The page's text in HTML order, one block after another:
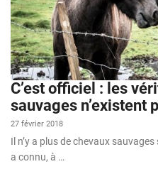
C’est officiel : les
sauvages n’existent
27 février 2018
Il n’y a plus de chevaux
a connu, à …